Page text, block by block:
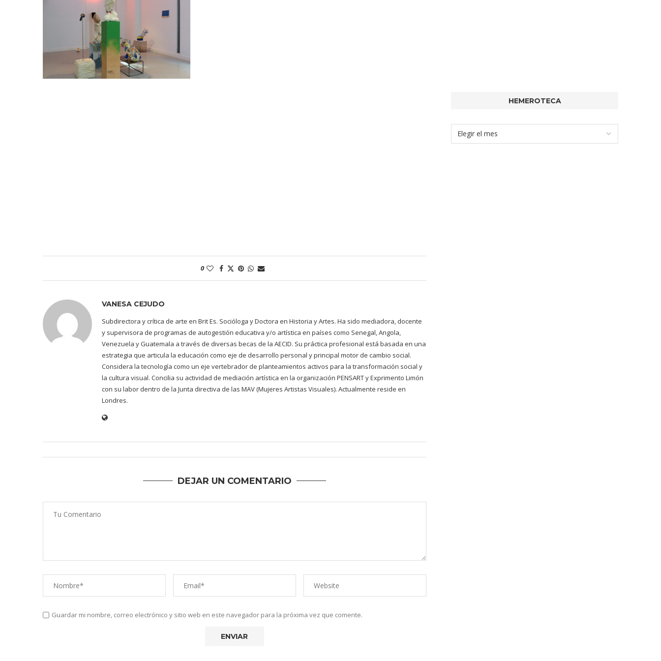
0
VANESA CEJUDO
Subdirectora y crítica de arte en Brit Es. Socióloga y Doctora en Historia y Artes. Ha sido mediadora, docente
y supervisora de programas de autogestión educativa y/o artística en países como Senegal, Angola,
Venezuela y Guatemala a través de diversas becas de la AECID. Su práctica profesional está basada en una
estrategia que articula la educación como eje de desarrollo personal y principal motor de cambio social.
Considera la tecnología como un eje vertebrador de planteamientos activos para la transformación social y
la cultura visual. Concilia su actividad de mediación artística en la organización PENSART y Exprimento Limón
con su labor dentro de la Junta directiva de las MAV (Mujeres Artistas Visuales). Actualmente reside en
Londres.
DEJAR UN COMENTARIO
Guardar mi nombre, correo electrónico y sitio web en este navegador para la próxima vez que comente.
HEMEROTECA